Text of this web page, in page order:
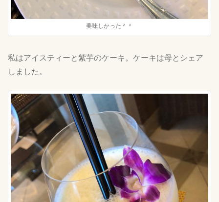
美味しかった＾＾
私はアイスティーと紫芋のケーキ。ケーキは母とシェア
しました。